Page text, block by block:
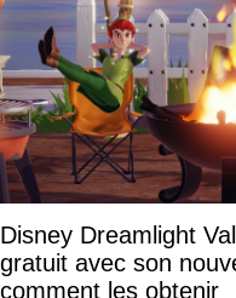
Disney Dreamlight
gratuit avec son
comment les obtenir